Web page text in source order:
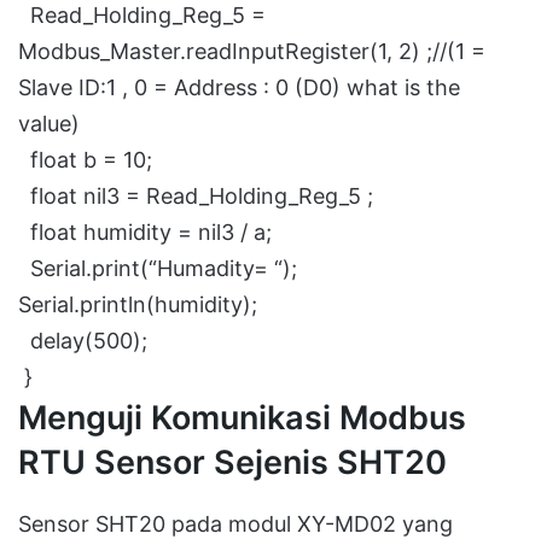
Read_Holding_Reg_5 =
Modbus_Master.readInputRegister(1, 2) ;//(1 =
Slave ID:1 , 0 = Address : 0 (D0) what is the
value)
float b = 10;
float nil3 = Read_Holding_Reg_5 ;
float humidity = nil3 / a;
Serial.print(“Humadity= “);
Serial.println(humidity);
delay(500);
}
Menguji Komunikasi Modbus
RTU Sensor Sejenis SHT20
Sensor SHT20 pada modul XY-MD02 yang